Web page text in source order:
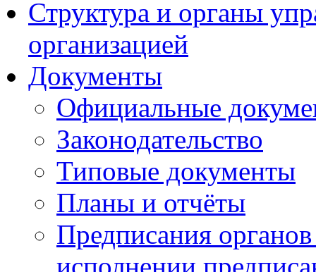
Структура и органы
организацией
Документы
Официальные
Законодательство
Типовые документы
Планы и отчёты
Предписания